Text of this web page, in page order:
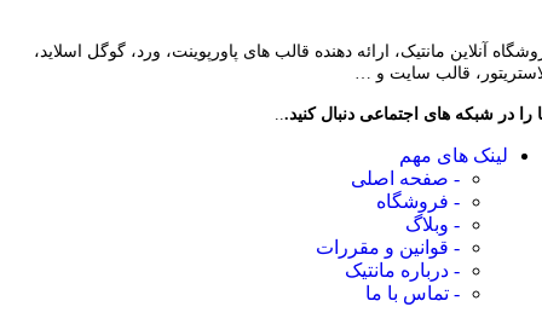
آنلاین مانتیک، ارائه دهنده قالب های پاورپوینت، ورد، گوگل اسلاید،
قالب سایت و …
را در شبکه های اجتماعی دنبال کنید...
لینک های مهم
- صفحه اصلی
- فروشگاه
- وبلاگ
- قوانین و مقررات
- درباره مانتیک
- تماس با ما